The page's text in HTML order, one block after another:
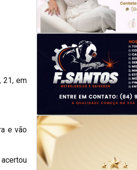
21, em
e vão